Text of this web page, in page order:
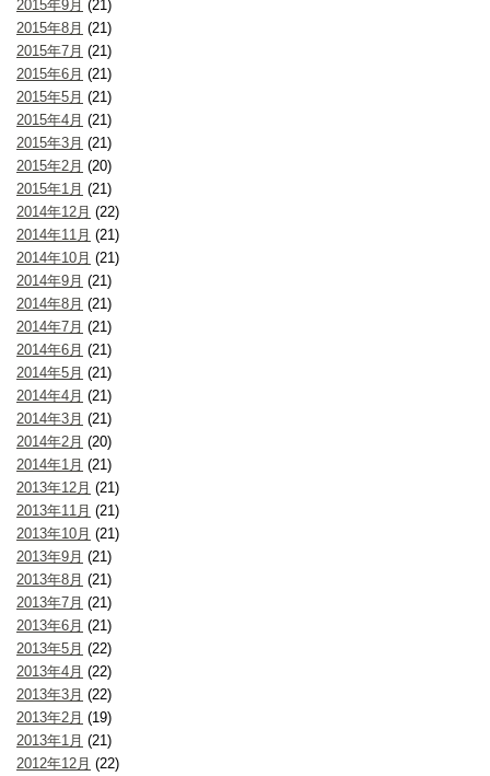
2015年9月 (21)
2015年8月 (21)
2015年7月 (21)
2015年6月 (21)
2015年5月 (21)
2015年4月 (21)
2015年3月 (21)
2015年2月 (20)
2015年1月 (21)
2014年12月 (22)
2014年11月 (21)
2014年10月 (21)
2014年9月 (21)
2014年8月 (21)
2014年7月 (21)
2014年6月 (21)
2014年5月 (21)
2014年4月 (21)
2014年3月 (21)
2014年2月 (20)
2014年1月 (21)
2013年12月 (21)
2013年11月 (21)
2013年10月 (21)
2013年9月 (21)
2013年8月 (21)
2013年7月 (21)
2013年6月 (21)
2013年5月 (22)
2013年4月 (22)
2013年3月 (22)
2013年2月 (19)
2013年1月 (21)
2012年12月 (22)